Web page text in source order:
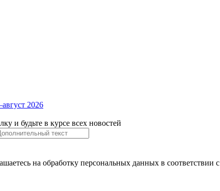
2026
и будьте в курсе всех новостей
на обработку персональных данных в соответствии с